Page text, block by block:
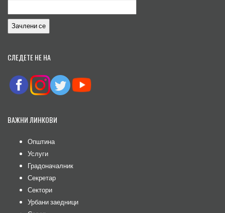
СЛЕДЕТЕ НЕ НА
ВАЖНИ ЛИНКОВИ
Општина
Услуги
Градоначалник
Секретар
Сектори
Урбани заедници